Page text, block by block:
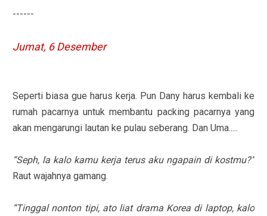
------
Jumat, 6 Desember
Seperti biasa gue harus kerja. Pun Dany harus kembali ke
rumah pacarnya untuk membantu packing pacarnya yang
akan mengarungi lautan ke pulau seberang. Dan Uma.....
“Seph, la kalo kamu kerja terus aku ngapain di kostmu?”
Raut wajahnya gamang.
“Tinggal nonton tipi, ato liat drama Korea di laptop, kalo